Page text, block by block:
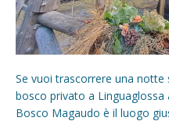
Se vuoi trascorrere una notte
bosco privato a Linguaglossa
Bosco Magaudo è il luogo